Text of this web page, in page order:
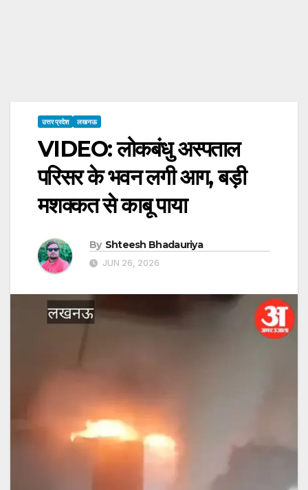
उत्तर प्रदेश लखनऊ
VIDEO: लोकबंधु अस्पताल
परिसर के भवन लगी आग, बड़ी
मशक्कत से काबू पाया
By Shteesh Bhadauriya
JUN 26, 2026